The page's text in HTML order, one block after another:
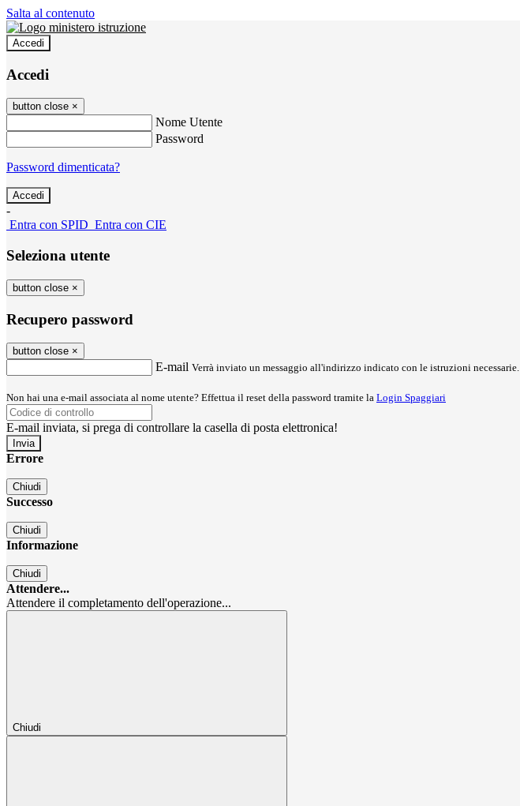
Salta al contenuto
Accedi
Accedi
button close ×
Nome Utente
Password
Password dimenticata?
-
Entra con SPID Entra con CIE
Seleziona utente
button close ×
Recupero password
button close ×
E-mail Verrà inviato un messaggio all'indirizzo indicato con le istruzioni necessarie.
Non hai una e-mail associata al nome utente? Effettua il reset della password tramite la Login Spaggiari
E-mail inviata, si prega di controllare la casella di posta elettronica!
Errore
Chiudi
Successo
Chiudi
Informazione
Chiudi
Attendere...
Attendere il completamento dell'operazione...
Chiudi